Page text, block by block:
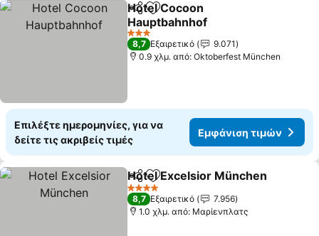
Κοινοποίηση
Προσθήκη στα αγαπημένα
Hotel Cocoon
Hauptbahnhof
3 Αστέρια
8,7 Εξαιρετικό
9.071
0.9 χλμ. από: Oktoberfest München
Επιλέξτε ημερομηνίες, για να
δείτε τις ακριβείς τιμές
Εμφάνιση τιμών
Κοινοποίηση
Προσθήκη στα αγαπημένα
Hotel Excelsior München
4 Αστέρια
8,7 Εξαιρετικό
7.956
1.0 χλμ. από: Μαρίενπλατς